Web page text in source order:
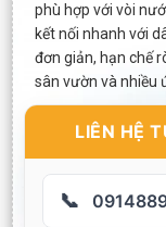
phù hợp với vòi
kết nối nhanh với
đơn giản, hạn chế
sân vườn và nhiều
LIÊN HỆ
📞